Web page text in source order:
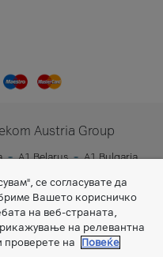
Austria Group
A1 Belarus
A1 Bulgaria
се согласувате да
Вашето корисничко
на веб-страната,
на релевантна
на
Повеќе